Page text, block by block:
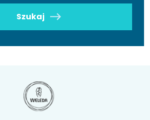
Szukaj